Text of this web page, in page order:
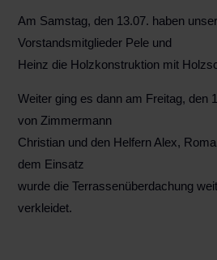
Am Samstag, den 13.07. haben
Vorstandsmitglieder Pele und
Heinz die Holzkonstruktion mit
Weiter ging es dann am Freitag, den
von Zimmermann
Christian und den Helfern Alex,
dem Einsatz
wurde die Terrassenüberdachung
verkleidet.